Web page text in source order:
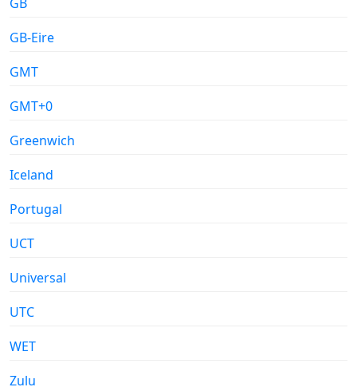
GB-Eire
GMT
GMT+0
Greenwich
Iceland
Portugal
UCT
Universal
UTC
WET
Zulu